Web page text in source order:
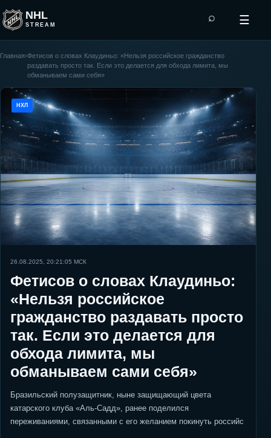
NHL
STREAM
⌕ ☰
Главная›Фетисов о словах Клаудиньо: «Нельзя российское гражданство
раздавать просто так. Если это делается для обхода лимита, мы
обманываем сами себя»
НХЛ
26.08.2025, 20:21:05 МСК
Фетисов о словах Клаудиньо:
«Нельзя российское
гражданство раздавать просто
так. Если это делается для
обхода лимита, мы
обманываем сами себя»
Бразильский полузащитник, ныне защищающий цвета
катарского клуба «Аль-Садд», ранее поделился
переживаниями, связанными с его желанием покинуть российс